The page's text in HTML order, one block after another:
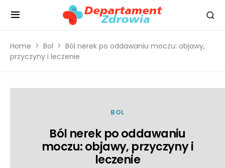
Home Bol
Ból nerek po oddawaniu moczu: objawy,
przyczyny i leczenie
BOL
Ból nerek po oddawaniu
moczu: objawy, przyczyny i
leczenie